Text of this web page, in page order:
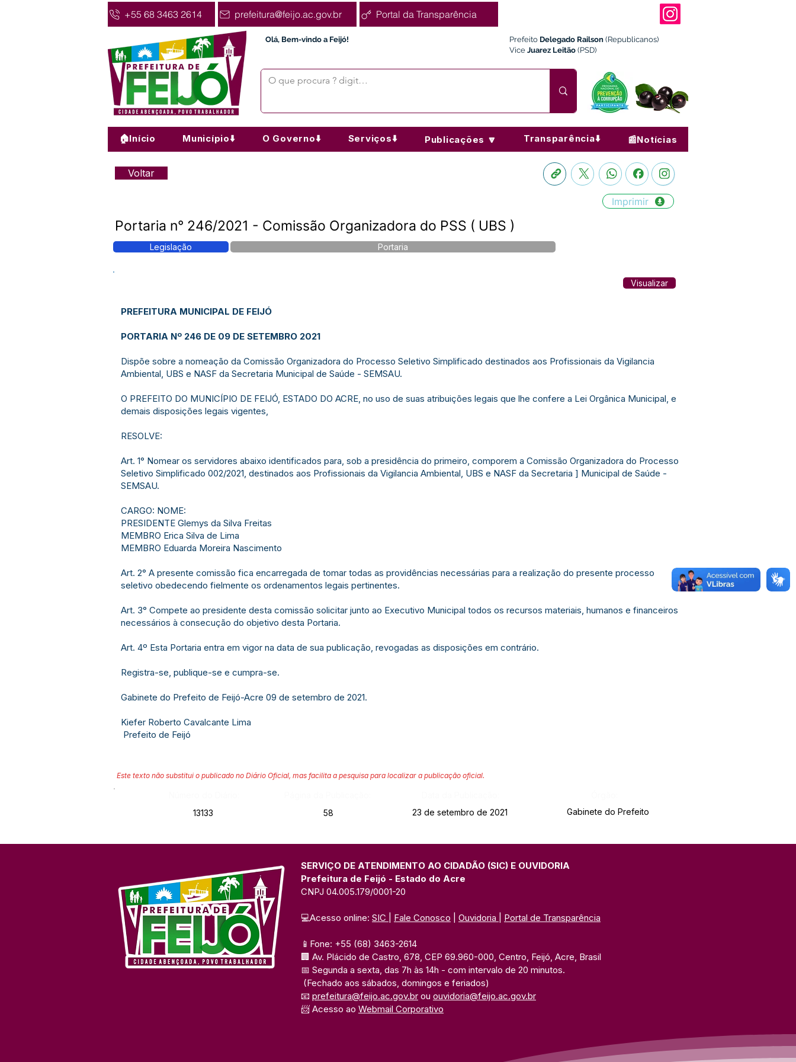
+55 68 3463 2614 prefeitura@feijo.ac.gov.br Portal da Transparência
Olá, Bem-vindo a Feijó! Prefeito Delegado Railson (Republicanos)
Vice Juarez Leitão (PSD)
🏠Início Município⬇️ O Governo⬇️ Serviços⬇️ Publicações 🔽 Transparência⬇️ 📰Notícias
Voltar
Imprimir
Portaria n° 246/2021 - Comissão Organizadora do PSS ( UBS )
Legislação Portaria
Visualizar
PREFEITURA MUNICIPAL DE FEIJÓ
PORTARIA Nº 246 DE 09 DE SETEMBRO 2021
Dispõe sobre a nomeação da Comissão Organizadora do Processo Seletivo Simplificado destinados aos Profissionais da Vigilancia
Ambiental, UBS e NASF da Secretaria Municipal de Saúde - SEMSAU.
O PREFEITO DO MUNICÍPIO DE FEIJÓ, ESTADO DO ACRE, no uso de suas atribuições legais que lhe confere a Lei Orgânica Municipal, e
demais disposições legais vigentes,
RESOLVE:
Art. 1° Nomear os servidores abaixo identificados para, sob a presidência do primeiro, comporem a Comissão Organizadora do Processo
Seletivo Simplificado 002/2021, destinados aos Profissionais da Vigilancia Ambiental, UBS e NASF da Secretaria ] Municipal de Saúde -
SEMSAU.
CARGO: NOME:
PRESIDENTE Glemys da Silva Freitas
MEMBRO Erica Silva de Lima
MEMBRO Eduarda Moreira Nascimento
Art. 2° A presente comissão fica encarregada de tomar todas as providências necessárias para a realização do presente processo
seletivo obedecendo fielmente os ordenamentos legais pertinentes.
Art. 3° Compete ao presidente desta comissão solicitar junto ao Executivo Municipal todos os recursos materiais, humanos e financeiros
necessários à consecução do objetivo desta Portaria.
Art. 4º Esta Portaria entra em vigor na data de sua publicação, revogadas as disposições em contrário.
Registra-se, publique-se e cumpra-se.
Gabinete do Prefeito de Feijó-Acre 09 de setembro de 2021.
Kiefer Roberto Cavalcante Lima
Prefeito de Feijó
Este texto não substitui o publicado no Diário Oficial, mas facilita a pesquisa para localizar a publicação oficial.
13133
58 23 de setembro de 2021 Gabinete do Prefeito
SERVIÇO DE ATENDIMENTO AO CIDADÃO (SIC) E OUVIDORIA
Prefeitura de Feijó - Estado do Acre
CNPJ 04.005.179/0001-20
💻Acesso online: SIC Fale Conosco Ouvidoria Portal de Transparência
📱Fone: +55 (68) 3463-2614
🏢 Av. Plácido de Castro, 678, CEP 69.960-000, Centro, Feijó, Acre, Brasil
📅 Segunda a sexta, das 7h às 14h - com intervalo de 20 minutos.
(Fechado aos sábados, domingos e feriados)
📧 prefeitura@feijo.ac.gov.br ou ouvidoria@feijo.ac.gov.br
📨 Acesso ao Webmail Corporativo